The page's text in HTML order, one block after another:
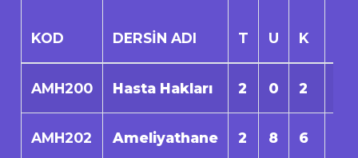
KOD DERSİN ADI T U K
AMH200 Hasta Hakları 2 0 2
AMH202
Ameliyathane
2 8 6